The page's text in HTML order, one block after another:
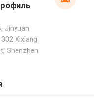
Jinyuan
Xixiang
Shenzhen